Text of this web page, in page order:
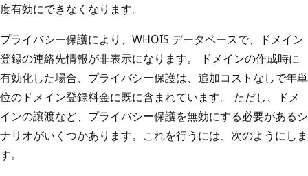
度有効にできなくなります。
プライバシー保護により、WHOIS データベースで、ドメイン
登録の連絡先情報が非表示になります。 ドメインの作成時に
有効化した場合、プライバシー保護は、追加コストなしで年単
位のドメイン登録料金に既に含まれています。 ただし、ドメ
インの譲渡など、プライバシー保護を無効にする必要があるシ
ナリオがいくつかあります。これを行うには、次のようにしま
す。